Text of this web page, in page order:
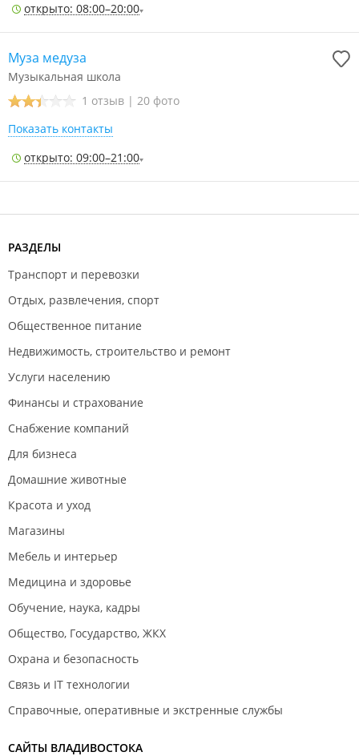
открыто: 08:00–20:00
Муза медуза
Музыкальная школа
1 отзыв | 20 фото
Показать контакты
открыто: 09:00–21:00
РАЗДЕЛЫ
Транспорт и перевозки
Отдых, развлечения, спорт
Общественное питание
Недвижимость, строительство и ремонт
Услуги населению
Финансы и страхование
Снабжение компаний
Для бизнеса
Домашние животные
Красота и уход
Магазины
Мебель и интерьер
Медицина и здоровье
Обучение, наука, кадры
Общество, Государство, ЖКХ
Охрана и безопасность
Связь и IT технологии
Справочные, оперативные и экстренные службы
САЙТЫ ВЛАДИВОСТОКА